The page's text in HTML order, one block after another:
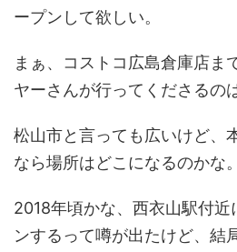
ープンして欲しい。
まぁ、コストコ広島倉庫店ま
ヤーさんが行ってくださるの
松山市と言っても広いけど、
なら場所はどこになるのかな。
2018年頃かな、西衣山駅付
ンするって噂が出たけど、結